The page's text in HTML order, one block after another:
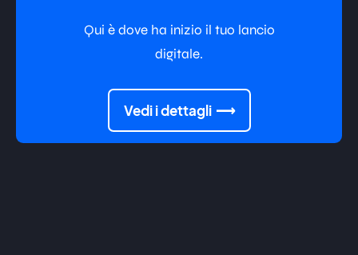
Qui è dove ha inizio il tuo lancio
digitale.
Vedi i dettagli